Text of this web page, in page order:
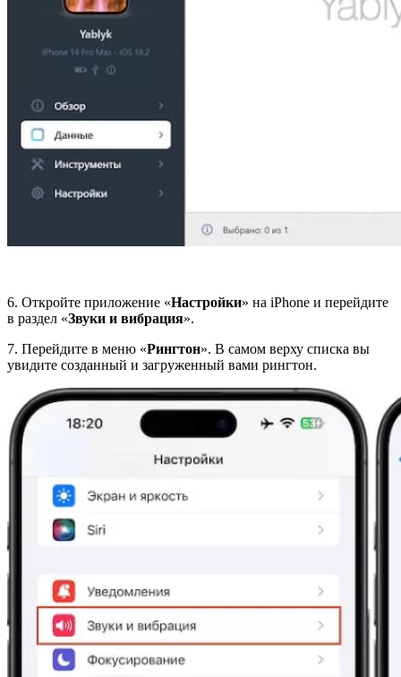
6. Откройте приложение «Настройки» на iPhone и перейдите
в раздел «Звуки и вибрация».
7. Перейдите в меню «Рингтон». В самом верху списка вы
увидите созданный и загруженный вами рингтон.